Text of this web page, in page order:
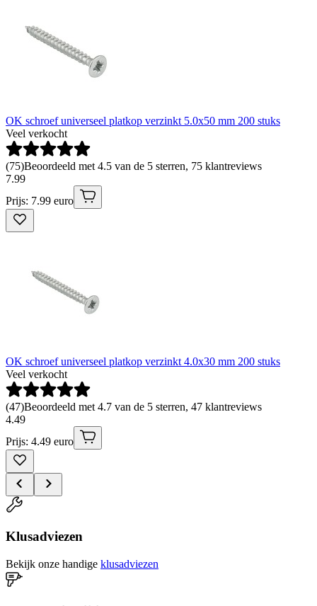
OK schroef universeel platkop verzinkt 5.0x50 mm 200 stuks
Veel verkocht
(75)Beoordeeld met 4.5 van de 5 sterren, 75 klantreviews
7.99
Prijs: 7.99 euro
OK schroef universeel platkop verzinkt 4.0x30 mm 200 stuks
Veel verkocht
(47)Beoordeeld met 4.7 van de 5 sterren, 47 klantreviews
4.49
Prijs: 4.49 euro
Klusadviezen
Bekijk onze handige klusadviezen